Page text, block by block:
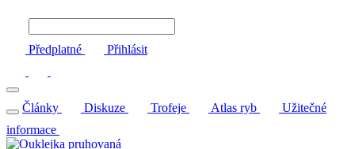
Předplatné Přihlásit
Články Diskuze Trofeje Atlas ryb
Užitečné
informace